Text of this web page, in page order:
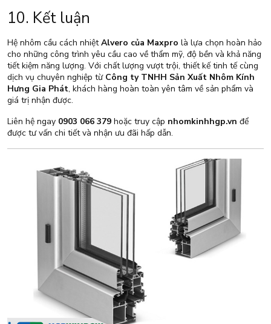
10. Kết luận
Hệ nhôm cầu cách nhiệtAlvero của Maxpro là lựa chọn hoàn hảo
cho những công trình yêu cầu cao về thẩm mỹ, độ bền và khả năng
tiết kiệm năng lượng. Với chất lượng vượt trội, thiết kế tinh tế cùng
dịch vụ chuyên nghiệp từ Công ty TNHH Sản Xuất Nhôm Kính
Hưng Gia Phát, khách hàng hoàn toàn yên tâm về sản phẩm và
giá trị nhận được.
Liên hệ ngay 0903 066 379 hoặc truy cập nhomkinhhgp.vn để
được tư vấn chi tiết và nhận ưu đãi hấp dẫn.